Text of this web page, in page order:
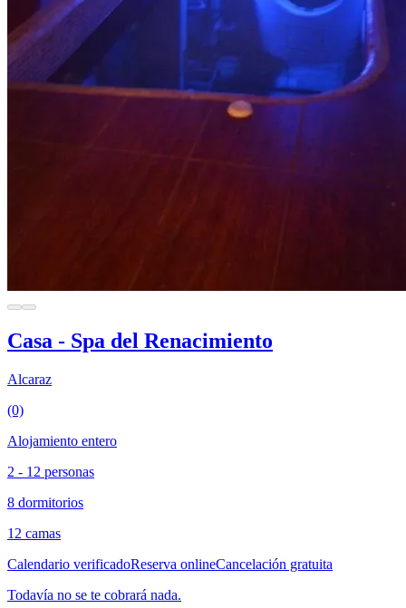
Casa - Spa del Renacimiento
Alcaraz
(0)
Alojamiento entero
2 - 12 personas
8 dormitorios
12 camas
Calendario verificadoReserva onlineCancelación gratuita
Todavía no se te cobrará nada.